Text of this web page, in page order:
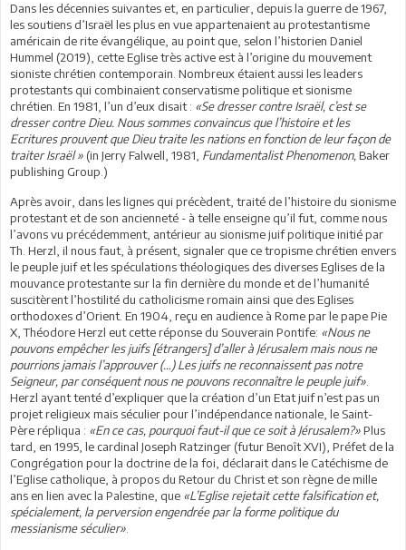
Dans les décennies suivantes et, en particulier, depuis la guerre de 1967,
les soutiens d’Israël les plus en vue appartenaient au protestantisme
américain de rite évangélique, au point que, selon l’historien Daniel
Hummel (2019), cette Eglise très active est à l’origine du mouvement
sioniste chrétien contemporain. Nombreux étaient aussi les leaders
protestants qui combinaient conservatisme politique et sionisme
chrétien. En 1981, l’un d’eux disait : «Se dresser contre Israël, c’est se
dresser contre Dieu. Nous sommes convaincus que l’histoire et les
Ecritures prouvent que Dieu traite les nations en fonction de leur façon de
traiter Israël » (in Jerry Falwell, 1981, Fundamentalist Phenomenon,Baker
publishing Group.)
Après avoir, dans les lignes qui précèdent, traité de l’histoire du sionisme
protestant et de son ancienneté - à telle enseigne qu’il fut, comme nous
l’avons vu précédemment, antérieur au sionisme juif politique initié par
Th. Herzl, il nous faut, à présent, signaler que ce tropisme chrétien envers
le peuple juif et les spéculations théologiques des diverses Eglises de la
mouvance protestante sur la fin dernière du monde et de l’humanité
suscitèrent l’hostilité du catholicisme romain ainsi que des Eglises
orthodoxes d’Orient. En 1904, reçu en audience à Rome par le pape Pie
X, Théodore Herzl eut cette réponse du Souverain Pontife: «Nous ne
pouvons empêcher les juifs [étrangers] d’aller à Jérusalem mais nous ne
pourrions jamais l’approuver (…) Les juifs ne reconnaissent pas notre
Seigneur, par conséquent nous ne pouvons reconnaître le peuple juif».
Herzl ayant tenté d’expliquer que la création d’un Etat juif n’est pas un
projet religieux mais séculier pour l’indépendance nationale, le Saint-
Père répliqua : «En ce cas, pourquoi faut-il que ce soit à Jérusalem?»Plus
tard, en 1995, le cardinal Joseph Ratzinger (futur Benoît XVI), Préfet de la
Congrégation pour la doctrine de la foi, déclarait dans le Catéchisme de
l’Eglise catholique, à propos du Retour du Christ et son règne de mille
ans en lien avec la Palestine, que «L’Eglise rejetait cette falsification et,
spécialement, la perversion engendrée par la forme politique du
messianisme séculier».